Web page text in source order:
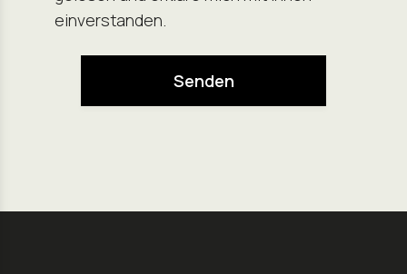
einverstanden.